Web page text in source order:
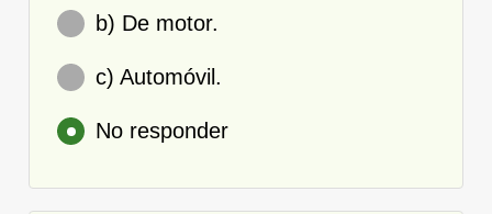
b) De motor.
c) Automóvil.
No responder